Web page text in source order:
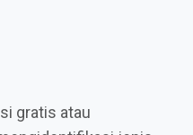
gratis atau